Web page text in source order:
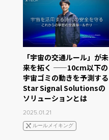
「宇宙の交通ルール」が未
来を拓く ——10cm以下の
宇宙ゴミの動きを予測する
Star Signal Solutionsの
ソリューションとは
2025.01.21
ルールメイキング